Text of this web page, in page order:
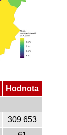
Hodnota
309 653